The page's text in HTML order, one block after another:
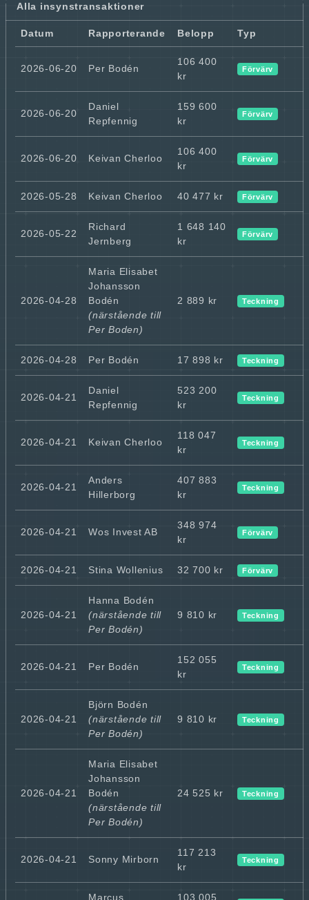
Alla insynstransaktioner
Datum Rapporterande Belopp Typ
2026-06-20 Per Bodén
106 400
kr
Förvärv
2026-06-20
Daniel
Repfennig
159 600
kr
Förvärv
2026-06-20 Keivan Cherloo
106 400
kr
Förvärv
2026-05-28 Keivan Cherloo 40 477 kr Förvärv
2026-05-22
Richard
Jernberg
1 648 140
kr
Förvärv
2026-04-28
Maria Elisabet
Johansson
Bodén
(närstående till
Per Boden)
2 889 kr Teckning
2026-04-28 Per Bodén 17 898 kr Teckning
2026-04-21
Daniel
Repfennig
523 200
kr
Teckning
2026-04-21 Keivan Cherloo
118 047
kr
Teckning
2026-04-21
Anders
Hillerborg
407 883
kr
Teckning
2026-04-21 Wos Invest AB
348 974
kr
Förvärv
2026-04-21 Stina Wollenius 32 700 kr Förvärv
2026-04-21
Hanna Bodén
(närstående till
Per Bodén)
9 810 kr Teckning
2026-04-21 Per Bodén
152 055
kr
Teckning
2026-04-21
Björn Bodén
(närstående till
Per Bodén)
9 810 kr Teckning
2026-04-21
Maria Elisabet
Johansson
Bodén
(närstående till
Per Bodén)
24 525 kr Teckning
2026-04-21 Sonny Mirborn
117 213
kr
Teckning
Marcus 103 005